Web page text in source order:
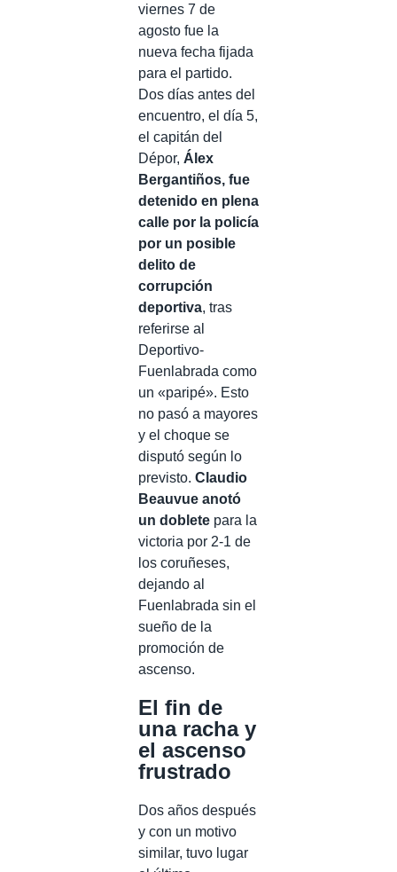
viernes 7 de
agosto fue la
nueva fecha fijada
para el partido.
Dos días antes del
encuentro, el día 5,
el capitán del
Dépor, Álex
Bergantiños, fue
detenido en plena
calle por la policía
por un posible
delito de
corrupción
deportiva, tras
referirse al
Deportivo-
Fuenlabrada como
un «paripé». Esto
no pasó a mayores
y el choque se
disputó según lo
previsto. Claudio
Beauvue anotó
un doblete para la
victoria por 2-1 de
los coruñeses,
dejando al
Fuenlabrada sin el
sueño de la
promoción de
ascenso.
El fin de
una racha y
el ascenso
frustrado
Dos años después
y con un motivo
similar, tuvo lugar